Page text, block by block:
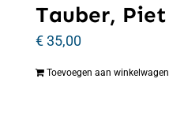
Tauber, Piet
€35,00
Toevoegen aan winkelwagen